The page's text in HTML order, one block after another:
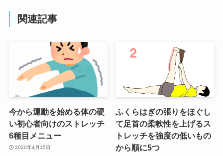
関連記事
今から運動を始める体の硬
い初心者向けのストレッチ
6種目メニュー
2020年4月15日
ふくらはぎの張りをほぐし
て足首の柔軟性を上げるス
トレッチを強度の低いもの
から順に5つ